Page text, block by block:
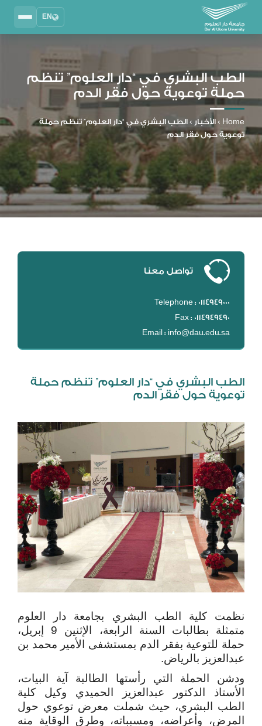
EN
2025 - 2026
نظام إدارة التعلم
MYLMS
نظام معلومات الطلاب
MTSIS
إدارة الموارد البشرية
نظام التواصل الإداري
MYACS
DL
MYAES
الطب البشري في “دار العلوم” تنظم
حملة توعوية حول فقر الدم
Home
› الأخبار › الطب البشري في “دار العلوم” تنظم حملة
توعوية حول فقر الدم
تواصل معنا
Telephone : 0114949000
Fax : 0114949490
Email : info@dau.edu.sa
الطب البشري في “دار العلوم” تنظم حملة
توعوية حول فقر الدم
نظمت كلية الطب البشري بجامعة دار العلوم
متمثلة بطالبات السنة الرابعة، الإثنين 9 إبريل،
حملة للتوعية بفقر الدم بمستشفى الأمير محمد بن
عبدالعزيز بالرياض.
ودشن الحملة التي رأستها الطالبة آية البيات،
الأستاذ الدكتور عبدالعزيز الحميدي وكيل كلية
الطب البشري، حيث شملت معرض توعوي حول
المرض، وأعراضه، ومسبباته، وطرق الوقاية منه